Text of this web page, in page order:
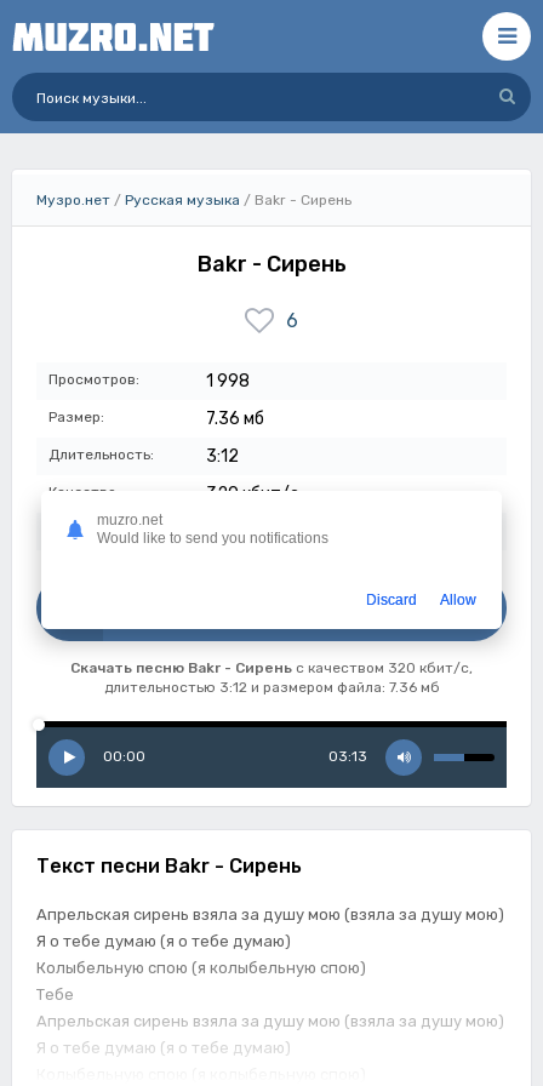
Музро.нет / Русская музыка / Bakr - Сирень
Bakr - Сирень
6
Просмотров: 1 998
Размер: 7.36 мб
Длительность: 3:12
Качество: 320 кбит/с
Дата: 02-05-2024
Скачать песню Bakr - Сирень с качеством 320 кбит/с,
длительностью 3:12 и размером файла: 7.36 мб
00:00 03:13
Текст песни Bakr - Сирень
Апрельская сирень взяла за душу мою (взяла за душу мою)
Я о тебе думаю (я о тебе думаю)
Колыбельную спою (я колыбельную спою)
Тебе
Апрельская сирень взяла за душу мою (взяла за душу мою)
Я о тебе думаю (я о тебе думаю)
muzro.net
Would like to send you notifications
Discard Allow